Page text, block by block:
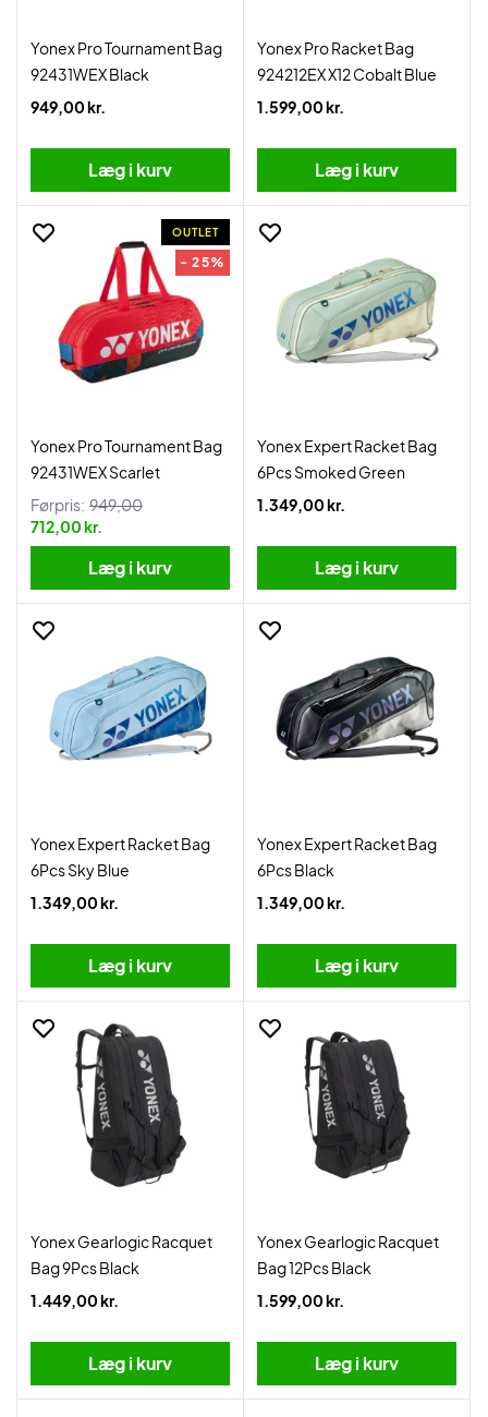
Yonex Pro Tournament Bag
92431WEX Black
949,00 kr.
Læg i kurv
Yonex Pro Racket Bag
924212EX X12 Cobalt Blue
1.599,00 kr.
Læg i kurv
OUTLET
- 25%
Yonex Pro Tournament Bag
92431WEX Scarlet
Førpris: 949,00
712,00 kr.
Læg i kurv
Yonex Expert Racket Bag
6Pcs Smoked Green
1.349,00 kr.
Læg i kurv
Yonex Expert Racket Bag
6Pcs Sky Blue
1.349,00 kr.
Læg i kurv
Yonex Expert Racket Bag
6Pcs Black
1.349,00 kr.
Læg i kurv
Yonex Gearlogic Racquet
Bag 9Pcs Black
1.449,00 kr.
Læg i kurv
Yonex Gearlogic Racquet
Bag 12Pcs Black
1.599,00 kr.
Læg i kurv